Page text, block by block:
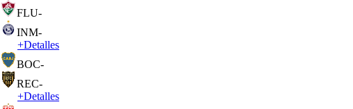
FLU-
INM-
+Detalles
BOC-
REC-
+Detalles